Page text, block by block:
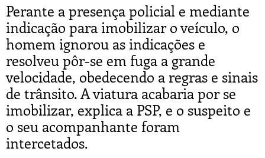
Perante a presença policial e mediante
indicação para imobilizar o veículo, o
homem ignorou as indicações e
resolveu pôr-se em fuga a grande
velocidade, obedecendo a regras e sinais
de trânsito. A viatura acabaria por se
imobilizar, explica a PSP, e o suspeito e
o seu acompanhante foram
intercetados.